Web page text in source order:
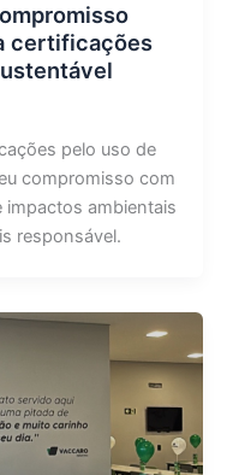
certificações
pelo uso de
compromisso com
impactos ambientais
responsável.